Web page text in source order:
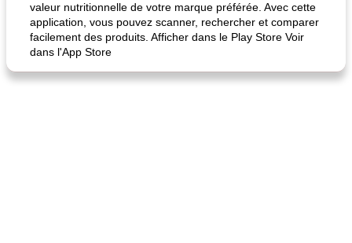
fiesta tostadas
valeur nutritionnelle de votre marque préférée. Avec cette
application, vous pouvez scanner, rechercher et comparer
facilement des produits. Afficher dans le Play Store Voir
dans l'App Store